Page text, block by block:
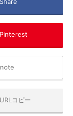
Pinterest
note
URLコピー